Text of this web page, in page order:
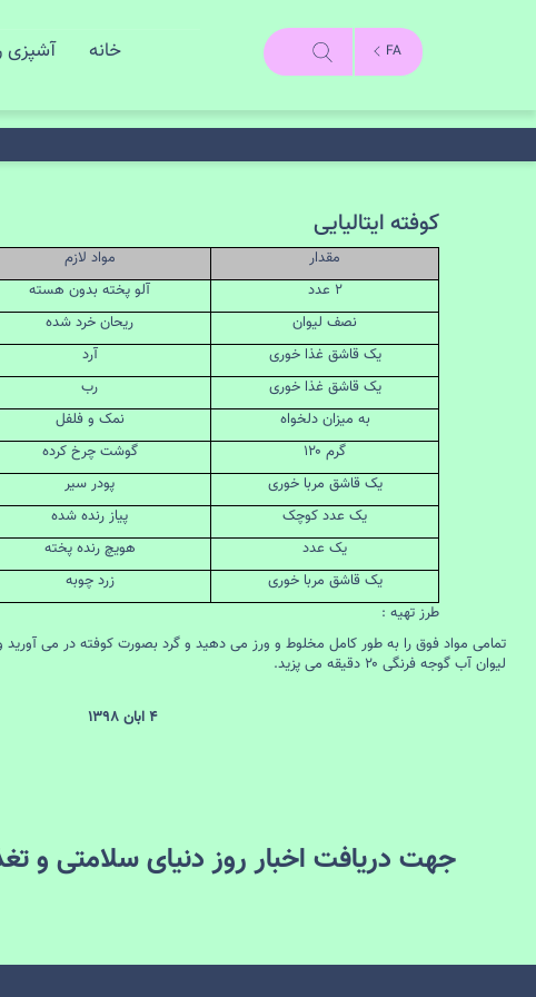
خانه آشپزی FA
کوفته ایتالیایی
مقدار
مواد لازم
۲ عدد
آلو پخته بدون هسته
نصف لیوان
ریحان خرد شده
یک قاشق غذا خوری
آرد
یک قاشق غذا خوری
رب
به میزان دلخواه
نمک و فلفل
۱۲۰ گرم
گوشت چرخ کرده
یک قاشق مربا خوری
پودر سیر
یک عدد کوچک
پیاز رنده شده
یک عدد
هویچ رنده پخته
یک قاشق مربا خوری
زرد چوبه
طرز تهیه :
لیوان آب گوجه فرنگی ۲۰ دقیقه می پزید.
4 ابان 1398
جهت دریافت اخبار روز دنیای سلامتی و